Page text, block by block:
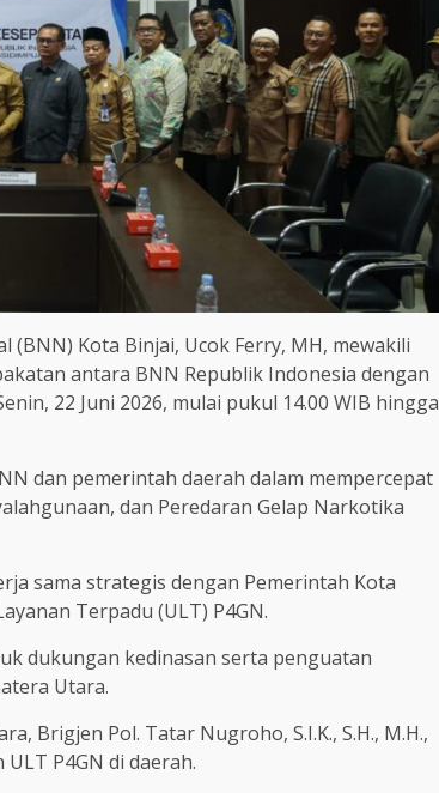
(BNN) Kota Binjai, Ucok Ferry, MH, mewakili
antara BNN Republik Indonesia dengan
22 Juni 2026, mulai pukul 14.00 WIB hingga
dan pemerintah daerah dalam mempercepat
dan Peredaran Gelap Narkotika
sama strategis dengan Pemerintah Kota
Terpadu (ULT) P4GN.
dukungan kedinasan serta penguatan
Utara.
Brigjen Pol. Tatar Nugroho, S.I.K., S.H., M.H.,
P4GN di daerah.